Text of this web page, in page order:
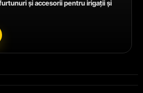
și accesorii pentru irigații și